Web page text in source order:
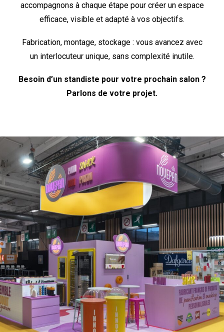
accompagnons à chaque étape pour créer un espace
efficace, visible et adapté à vos objectifs.
Fabrication, montage, stockage : vous avancez avec
un interlocuteur unique, sans complexité inutile.
Besoin d’un standiste pour votre prochain salon ?
Parlons de votre projet.